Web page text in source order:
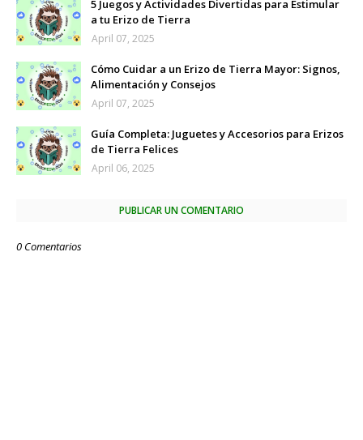
5 Juegos y Actividades Divertidas para Estimular
a tu Erizo de Tierra
April 07, 2025
Cómo Cuidar a un Erizo de Tierra Mayor: Signos,
Alimentación y Consejos
April 07, 2025
Guía Completa: Juguetes y Accesorios para Erizos
de Tierra Felices
April 06, 2025
PUBLICAR UN COMENTARIO
0 Comentarios